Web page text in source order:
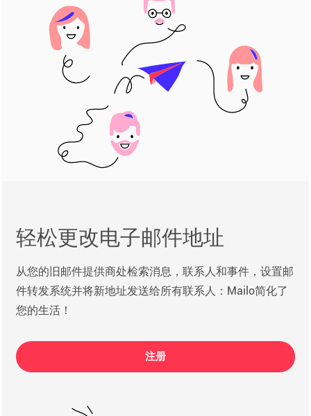
轻松更改电子邮件地址
从您的旧邮件提供商处检索消息，联系人和事件，设置邮
件转发系统并将新地址发送给所有联系人：Mailo简化了
您的生活！
注册